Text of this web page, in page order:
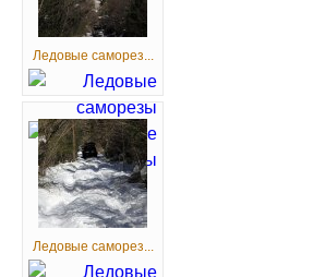
Ледовые саморез...
Ледовые саморез...